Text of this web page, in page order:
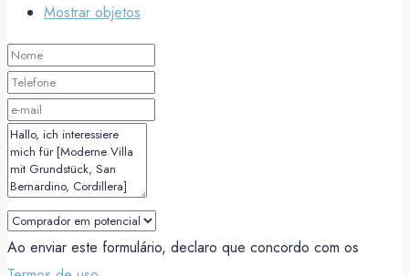
Mostrar objetos
Ao enviar este formulário, declaro que concordo com os